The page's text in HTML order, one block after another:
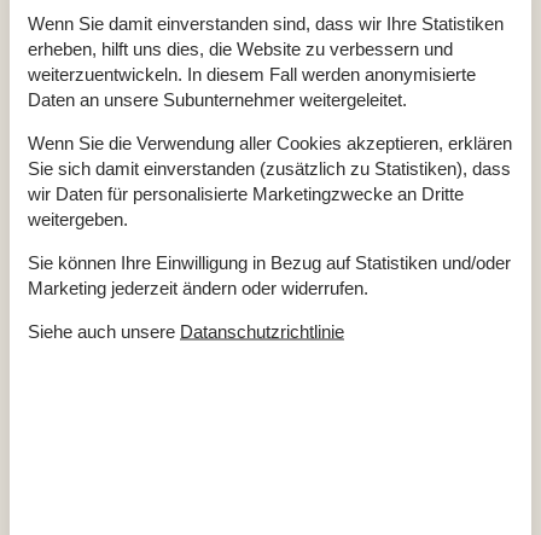
ÜberFurreby
Wenn Sie damit einverstanden sind, dass wir Ihre Statistiken
erheben, hilft uns dies, die Website zu verbessern und
weiterzuentwickeln. In diesem Fall werden anonymisierte
Daten an unsere Subunternehmer weitergeleitet.
Wenn Sie die Verwendung aller Cookies akzeptieren, erklären
Sie sich damit einverstanden (zusätzlich zu Statistiken), dass
wir Daten für personalisierte Marketingzwecke an Dritte
weitergeben.
Sie können Ihre Einwilligung in Bezug auf Statistiken und/oder
Marketing jederzeit ändern oder widerrufen.
Siehe auch unsere Datanschutzrichtlinie